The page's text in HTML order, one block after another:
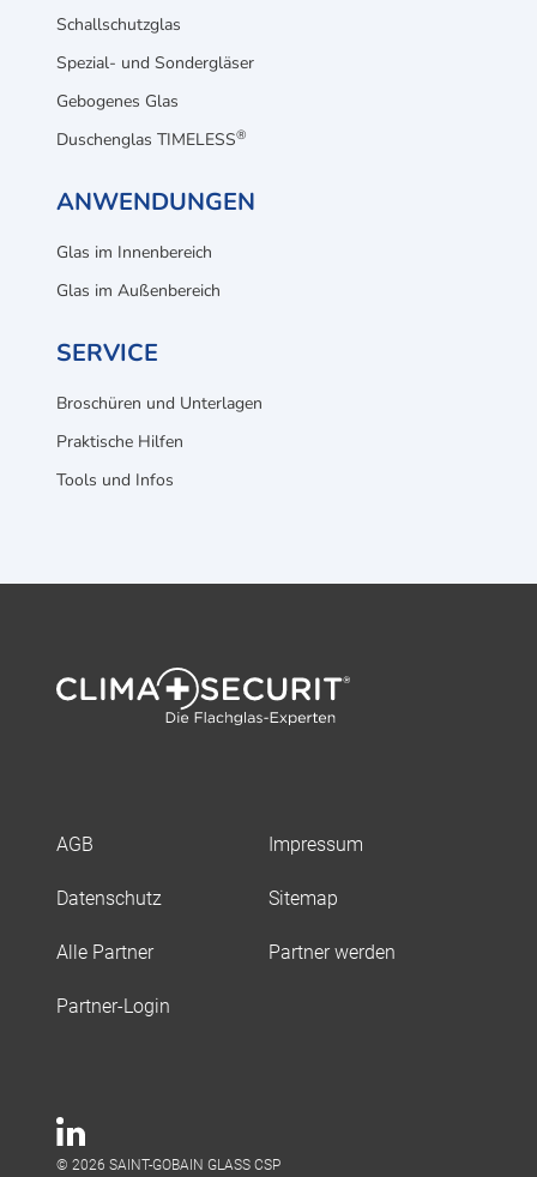
Schallschutzglas
Spezial- und Sondergläser
Gebogenes Glas
Duschenglas TIMELESS®
ANWENDUNGEN
Glas im Innenbereich
Glas im Außenbereich
SERVICE
Broschüren und Unterlagen
Praktische Hilfen
Tools und Infos
AGB Impressum
Datenschutz Sitemap
Alle Partner Partner werden
Partner-Login
© 2026 SAINT-GOBAIN GLASS CSP